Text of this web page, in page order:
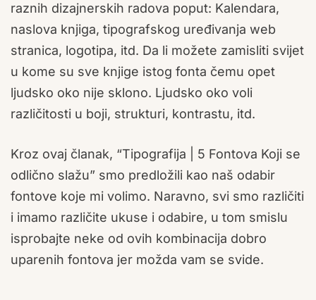
raznih dizajnerskih radova poput: Kalendara,
naslova knjiga, tipografskog uređivanja web
stranica, logotipa, itd. Da li možete zamisliti svijet
u kome su sve knjige istog fonta čemu opet
ljudsko oko nije sklono. Ljudsko oko voli
različitosti u boji, strukturi, kontrastu, itd.
Kroz ovaj članak, “Tipografija | 5 Fontova Koji se
odlično slažu” smo predložili kao naš odabir
fontove koje mi volimo. Naravno, svi smo različiti
i imamo različite ukuse i odabire, u tom smislu
isprobajte neke od ovih kombinacija dobro
uparenih fontova jer možda vam se svide.